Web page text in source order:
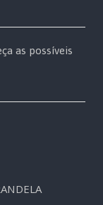
as possíveis